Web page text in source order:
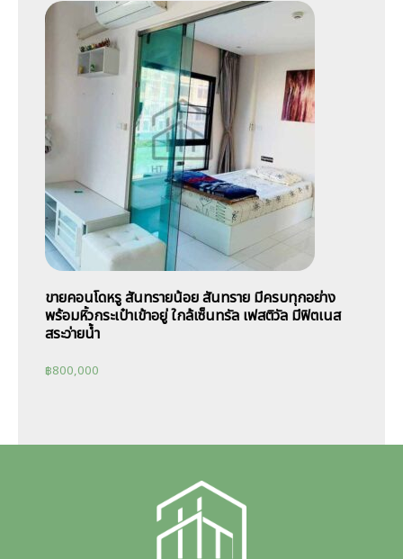
ขายคอนโดหรู สันทรายน้อย สันทราย มีครบทุกอย่าง
พร้อมหิ้วกระเป๋าเข้าอยู่ ใกล้เซ็นทรัล เฟสติวัล มีฟิตเนส
สระว่ายน้ำ
฿800,000